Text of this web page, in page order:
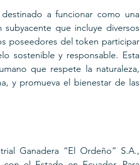
a funcionar como una
que incluye diversos
poseedores del token participar
sostenible y responsable. Esta
que respete la naturaleza,
y promueva el bienestar de las
Ganadera “El Ordeño” S.A.,